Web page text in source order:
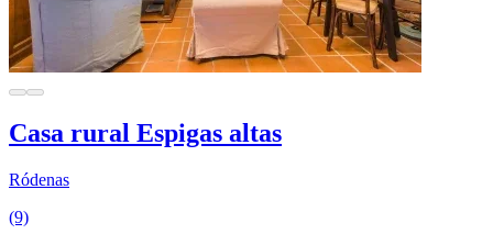
Casa rural Espigas altas
Ródenas
(9)